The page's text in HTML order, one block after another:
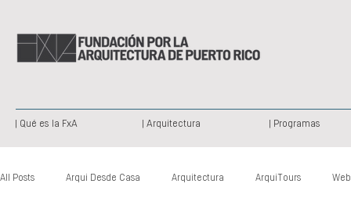
| Qué es la FxA | Arquitectura | Programas
All Posts Arqui Desde Casa Arquitectura ArquiTours